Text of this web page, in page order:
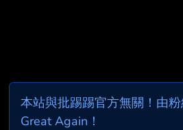
本站與批踢踢官方無關！由
Great Again！